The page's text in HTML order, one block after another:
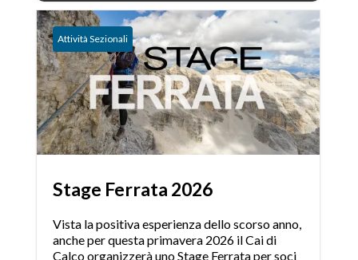
Attività Sezionali
Stage Ferrata 2026
Vista la positiva esperienza dello scorso anno,
anche per questa primavera 2026 il Cai di
Calco organizzerà uno Stage Ferrata per soci